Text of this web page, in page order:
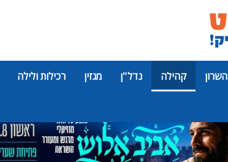
השרון קהילה נדל"ן מגזין רכילות ולילה